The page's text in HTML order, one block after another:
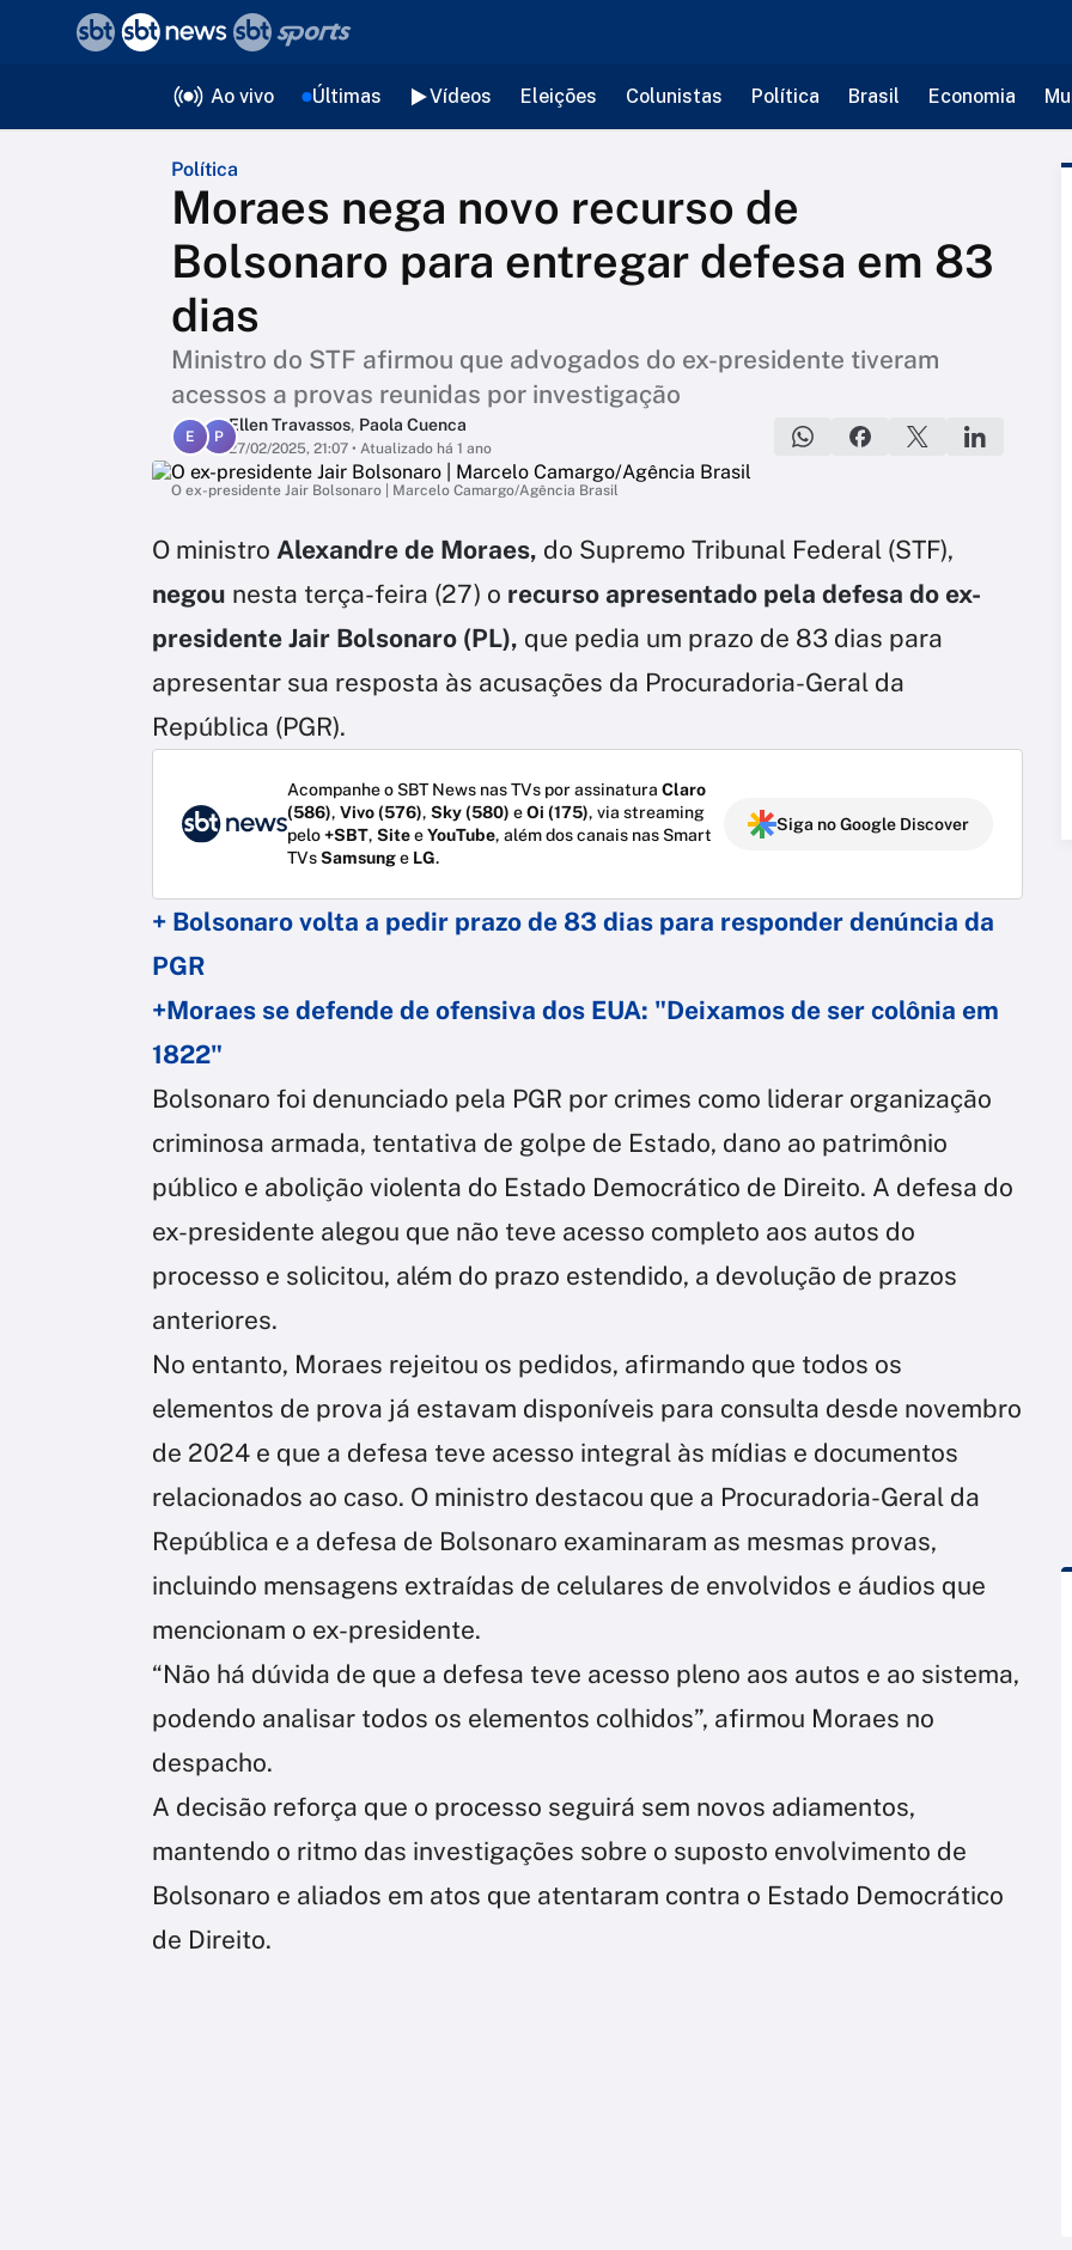
Ao vivo Últimas Vídeos Eleições Colunistas Política Brasil Economia
Política
Moraes nega novo recurso de
Bolsonaro para entregar defesa em 83
dias
Ministro do STF afirmou que advogados do ex-presidente tiveram
acessos a provas reunidas por investigação
E P
Ellen Travassos, Paola Cuenca
27/02/2025, 21:07 • Atualizado há 1 ano
O ex-presidente Jair Bolsonaro | Marcelo Camargo/Agência Brasil
O ministro Alexandre de Moraes, do Supremo Tribunal Federal (STF),
negou nesta terça-feira (27) o recurso apresentado pela defesa do ex-
presidente Jair Bolsonaro (PL), que pedia um prazo de 83 dias para
apresentar sua resposta às acusações da Procuradoria-Geral da
República (PGR).
Acompanhe o SBT News nas TVs por assinatura Claro
(586), Vivo (576), Sky (580) eOi (175), via streaming
pelo+SBT, SiteeYouTube, além dos canais nas Smart
TVsSamsunge LG.
Siga no Google Discover
+ Bolsonaro volta a pedir prazo de 83 dias para responder denúncia da
PGR
+Moraes se defende de ofensiva dos EUA: "Deixamos de ser colônia em
1822"
Bolsonaro foi denunciado pela PGR por crimes como liderar organização
criminosa armada, tentativa de golpe de Estado, dano ao patrimônio
público e abolição violenta do Estado Democrático de Direito. A defesa do
ex-presidente alegou que não teve acesso completo aos autos do
processo e solicitou, além do prazo estendido, a devolução de prazos
anteriores.
No entanto, Moraes rejeitou os pedidos, afirmando que todos os
elementos de prova já estavam disponíveis para consulta desde novembro
de 2024 e que a defesa teve acesso integral às mídias e documentos
relacionados ao caso. O ministro destacou que a Procuradoria-Geral da
República e a defesa de Bolsonaro examinaram as mesmas provas,
incluindo mensagens extraídas de celulares de envolvidos e áudios que
mencionam o ex-presidente.
“Não há dúvida de que a defesa teve acesso pleno aos autos e ao sistema,
podendo analisar todos os elementos colhidos”, afirmou Moraes no
despacho.
A decisão reforça que o processo seguirá sem novos adiamentos,
mantendo o ritmo das investigações sobre o suposto envolvimento de
Bolsonaro e aliados em atos que atentaram contra o Estado Democrático
de Direito.
voltar
Editorias